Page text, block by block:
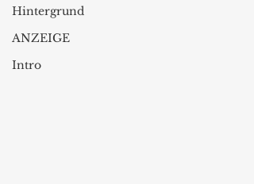
Hintergrund
ANZEIGE
Intro